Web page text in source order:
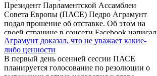
Президент Парламентской Ассамблеи
Совета Европы (ПАСЕ) Педро Аграмунт
подал прошение об отставке. Об этом на
своей странице в соцсети Facebook написал
глава украинской делегации в ПАСЕ
Владимир Арьев.
Аграмунт доказал, что не уважает какие-
либо ценности
В первый день осенней сессии ПАСЕ
планируется голосование по резолюции о